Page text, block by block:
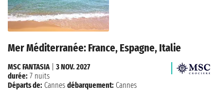
Mer Méditerranée: France, Espagne, Italie
MSC FANTASIA| 3 NOV. 2027
durée: 7 nuits
Départs de: Cannes débarquement: Cannes